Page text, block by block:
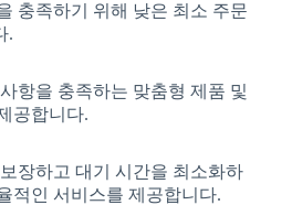
충족하기 위해 낮은 최소 주문
.
항을 충족하는 맞춤형 제품 및
공합니다.
장하고 대기 시간을 최소화하
적인 서비스를 제공합니다.